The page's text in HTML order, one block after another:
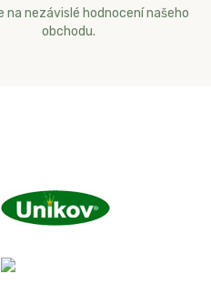
na nezávislé hodnocení našeho
obchodu.